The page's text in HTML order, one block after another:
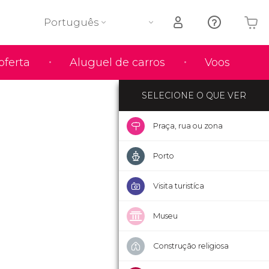
Aluguel de carros Voos
Português
SELECIONE O QUE VER
Praça, rua ou zona
Porto
Visita turistíca
Museu
Construção religiosa